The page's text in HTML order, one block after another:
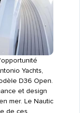
Yachts,
D36 Open.
et design
mer. Le Nautic
de ces